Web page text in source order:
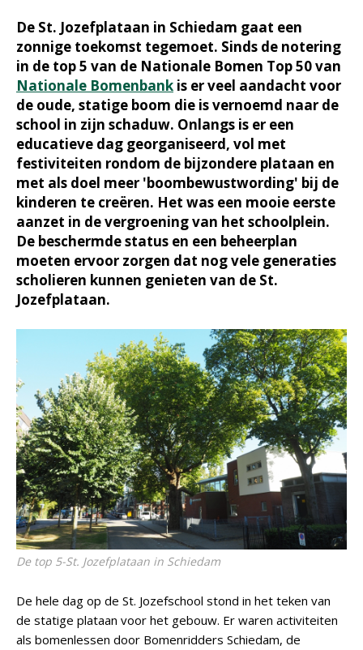
De St. Jozefplataan in Schiedam gaat een
zonnige toekomst tegemoet. Sinds de notering
in de top 5 van de Nationale Bomen Top 50 van
Nationale Bomenbank is er veel aandacht voor
de oude, statige boom die is vernoemd naar de
school in zijn schaduw. Onlangs is er een
educatieve dag georganiseerd, vol met
festiviteiten rondom de bijzondere plataan en
met als doel meer 'boombewustwording' bij de
kinderen te creëren. Het was een mooie eerste
aanzet in de vergroening van het schoolplein.
De beschermde status en een beheerplan
moeten ervoor zorgen dat nog vele generaties
scholieren kunnen genieten van de St.
Jozefplataan.
De top 5-St. Jozefplataan in Schiedam
De hele dag op de St. Jozefschool stond in het teken van
de statige plataan voor het gebouw. Er waren activiteiten
als bomenlessen door Bomenridders Schiedam, de